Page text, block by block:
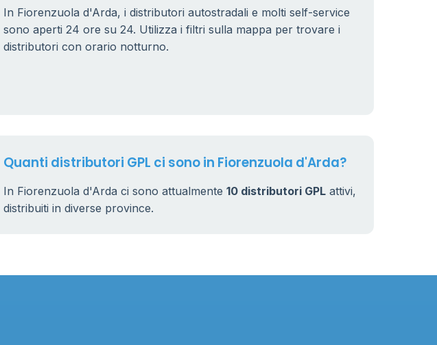
6
In Fiorenzuola d'Arda, i distributori autostradali e molti self-service
sono aperti 24 ore su 24. Utilizza i filtri sulla mappa per trovare i
distributori con orario notturno.
Quanti distributori GPL ci sono in Fiorenzuola d'Arda?
In Fiorenzuola d'Arda ci sono attualmente 10 distributori GPL attivi,
distribuiti in diverse province.